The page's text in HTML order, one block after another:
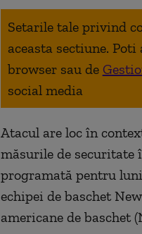
Setarile tale privind
aceasta sectiune.
browser sau de
social media
Atacul are loc în
măsurile de securitate
programată pentru
echipei de baschet
americane de baschet